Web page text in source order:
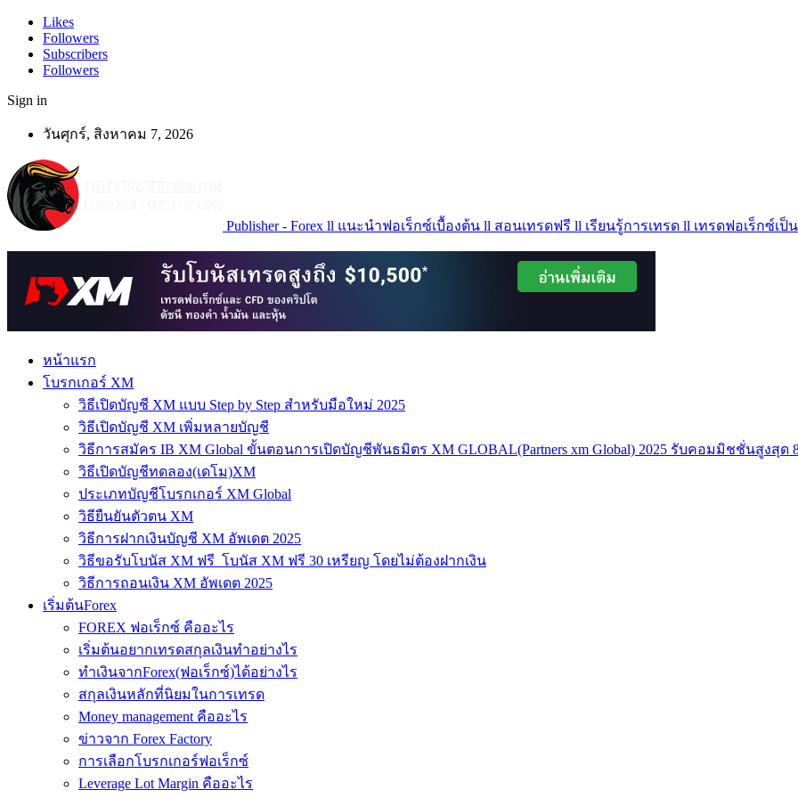
Likes
Followers
Subscribers
Followers
Sign in
วันศุกร์, สิงหาคม 7, 2026
Publisher - Forex ll แนะนำฟอเร็กซ์เบื้องต้น ll สอนเทรดฟรี ll เรียนรู้การเทรด ll เทรดฟอเร็กซ์เป็
หน้าแรก
โบรกเกอร์ XM
วิธีเปิดบัญชี XM แบบ Step by Step สำหรับมือใหม่ 2025
วิธีเปิดบัญชี XM เพิ่มหลายบัญชี
วิธีการสมัคร IB XM Global ขั้นตอนการเปิดบัญชีพันธมิตร XM GLOBAL(Partners xm Global) 2025 รับคอมมิชชั่นสูงสุด
วิธีเปิดบัญชีทดลอง(เดโม)XM
ประเภทบัญชีโบรกเกอร์ XM Global
วิธียืนยันตัวตน XM
วิธีการฝากเงินบัญชี XM อัพเดต 2025
วิธีขอรับโบนัส XM ฟรี โบนัส XM ฟรี 30 เหรียญ โดยไม่ต้องฝากเงิน
วิธีการถอนเงิน XM อัพเดต 2025
เริ่มต้นForex
FOREX ฟอเร็กซ์ คืออะไร
เริ่มต้นอยากเทรดสกุลเงินทำอย่างไร
ทำเงินจากForex(ฟอเร็กซ์)ได้อย่างไร
สกุลเงินหลักที่นิยมในการเทรด
Money management คืออะไร
ข่าวจาก Forex Factory
การเลือกโบรกเกอร์ฟอเร็กซ์
Leverage Lot Margin คืออะไร